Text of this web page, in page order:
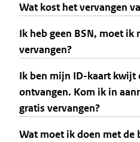
Wat kost het vervangen
Ik heb geen BSN, moet ik
vervangen?
Ik ben mijn ID-kaart kwijt
ontvangen. Kom ik in
gratis vervangen?
Wat moet ik doen met de